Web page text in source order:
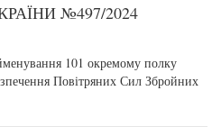
№497/2024
101 окремому полку
Повітряних Сил Збройних